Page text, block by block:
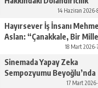
İddiaları Büyüyor14 Haziran 2026-
Hayırsever İş İnsanı
Aslan: “Çanakkale, Bir
Yeniden Doğuşudur”18 Mart 2026-
Sinemada Yapay Zeka
Sempozyumu Beyoğlu’nda
17 Mart